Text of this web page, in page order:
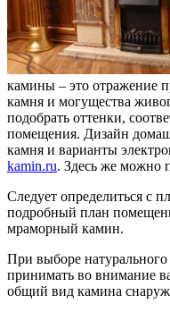
камины – это отражение
камня и могущества
подобрать оттенки,
помещения. Дизайн
камня и варианты
kamin.ru. Здесь же можно
Следует определиться с
подробный план
мраморный камин.
При выборе натурального
принимать во внимание
общий вид камина